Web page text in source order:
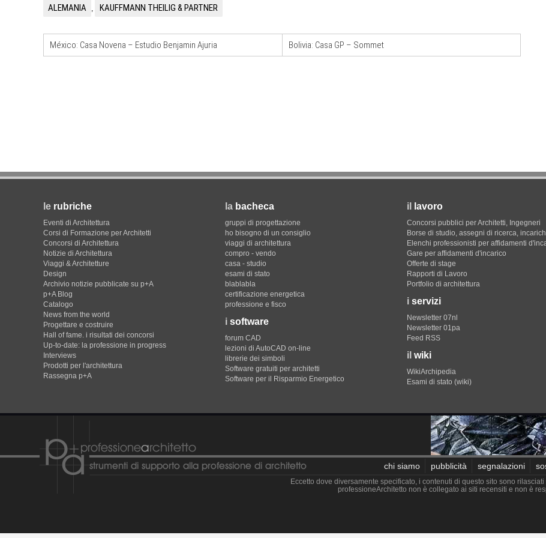
ALEMANIA , KAUFFMANN THEILIG & PARTNER
Bolivia: Casa GP – Sommet
México: Casa Novena – Estudio Benjamin Ajuria
L'Agenzia del Demanio lancia gare per
accordi quadro da 219 milioni per servizi
di architettura
fondatori di EMBT, Park, CZA e
ELASTICOFarm
le rubriche
Eventi di Architettura
Corsi di Formazione per Architetti
Concorsi di Architettura
Notizie di Architettura
Viaggi & Architetture
Design
Archivio notizie pubblicate su p+A
p+A Blog
Catalogo
News from the world
Progettare e costruire
Hall of fame. i risultati dei concorsi
Up-to-date: la professione in progress
Interviews
Prodotti per l'architettura
Rassegna p+A
la bacheca
gruppi di progettazione
ho bisogno di un consiglio
viaggi di architettura
compro - vendo
casa - studio
esami di stato
blablabla
certificazione energetica
professione e fisco
i software
forum CAD
lezioni di AutoCAD on-line
librerie dei simboli
Software gratuiti per architetti
Software per il Risparmio Energetico
il lavoro
Concorsi pubblici per Architetti, Ingegneri
Borse di studio, assegni di ricerca,
Elenchi professionisti per affidamenti
Gare per affidamenti d'incarico
Offerte di stage
Rapporti di Lavoro
Portfolio di architettura
i servizi
Newsletter 07nl
Newsletter 01pa
Feed RSS
il wiki
WikiArchipedia
Esami di stato (wiki)
chi siamo pubblicità segnalazioni
Eccetto dove diversamente specificato, i contenuti di questo sito sono rilasciati
professioneArchitetto non è collegato ai siti recensiti e non è